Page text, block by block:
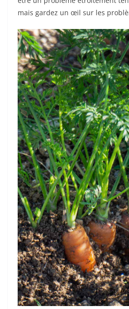
mais gardez un œil sur les